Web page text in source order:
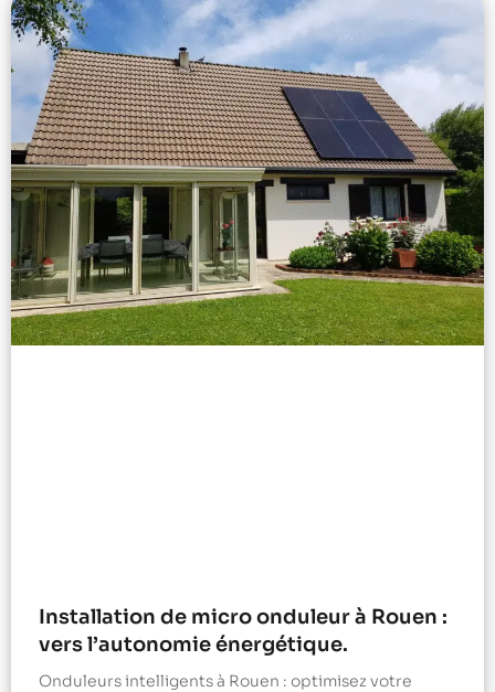
Installation de micro onduleur à Rouen :
vers l’autonomie énergétique.
Onduleurs intelligents à Rouen : optimisez votre